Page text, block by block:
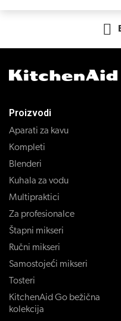
Proizvodi
Aparati za kavu
Kompleti
Blenderi
Kuhala za vodu
Multipraktici
Za profesionalce
Štapni mikseri
Ručni mikseri
Samostojeći mikseri
Tosteri
KitchenAid Go bežična
kolekcija